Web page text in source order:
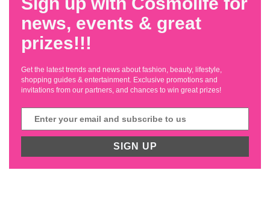
news, events & great
prizes!!!
Get the latest trends and news about fashion, beauty, lifestyle,
shopping guides & entertainment. Exclusive promotions and
invitations from our partners, and chances to win great prizes!
SIGN UP